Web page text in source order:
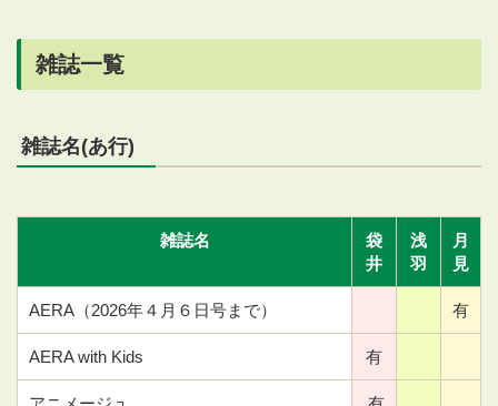
雑誌一覧
雑誌名(あ行)
雑誌名
袋
井
浅
羽
月
見
AERA（2026年４月６日号まで） 有
AERA with Kids 有